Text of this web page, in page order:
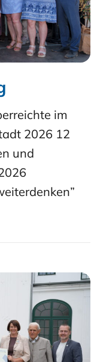
im
2026 12
und